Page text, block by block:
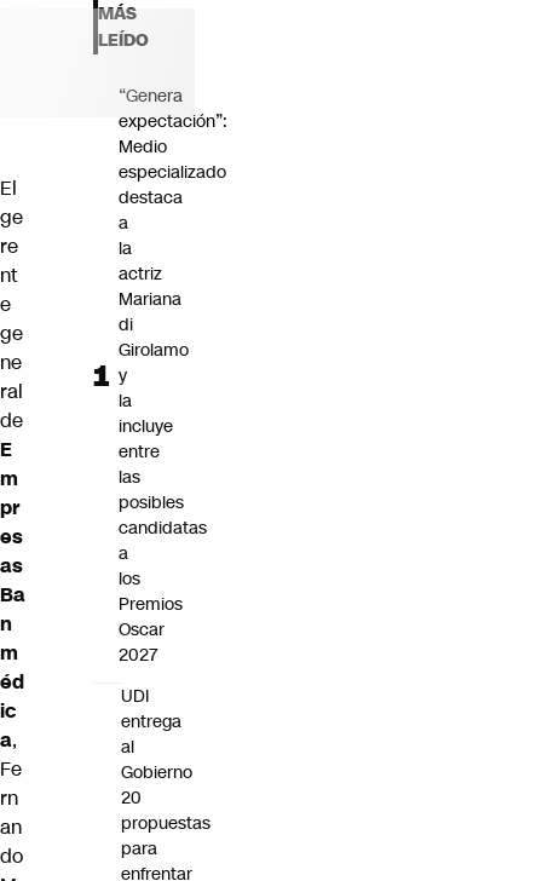
El
ge
re
nt
e
ge
ne
ral
de
E
m
pr
es
as
Ba
n
m
éd
ic
a,
Fe
rn
an
do
MÁS
LEÍDO
“Genera
expectación”:
Medio
especializado
destaca
a
la
actriz
Mariana
di
Girolamo
y
la
incluye
entre
las
posibles
candidatas
a
los
Premios
Oscar
2027
UDI
entrega
al
Gobierno
20
propuestas
para
enfrentar